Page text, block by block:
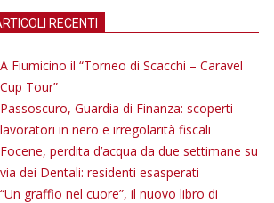
RECENTI
A Fiumicino il “Torneo di Scacchi – Caravel
Cup Tour”
Passoscuro, Guardia di Finanza: scoperti
lavoratori in nero e irregolarità fiscali
Focene, perdita d’acqua da due settimane su
via dei Dentali: residenti esasperati
“Un graffio nel cuore”, il nuovo libro di